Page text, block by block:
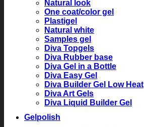
Natural look
One coat/color gel
Plastigel
Natural white
Samples gel
Diva Topgels
Diva Rubber base
Diva Gel in a Bottle
Diva Easy Gel
Diva Builder Gel Low Heat
Diva Art Gels
Diva Liquid Builder Gel
Gelpolish